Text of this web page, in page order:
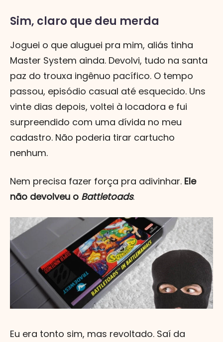
Sim, claro que deu merda
Joguei o que aluguei pra mim, aliás tinha
Master System ainda. Devolvi, tudo na santa
paz do trouxa ingênuo pacífico. O tempo
passou, episódio casual até esquecido. Uns
vinte dias depois, voltei à locadora e fui
surpreendido com uma dívida no meu
cadastro. Não poderia tirar cartucho
nenhum.
Nem precisa fazer força pra adivinhar. Ele
não devolveu o Battletoads.
Eu era tonto sim, mas revoltado. Saí da